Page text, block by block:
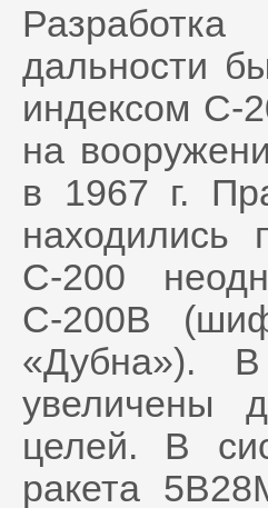
дальности
индексом С-
на
в 1967 г.
С-200
С-200В
«Дубна»).
увеличены
целей. В
ракета